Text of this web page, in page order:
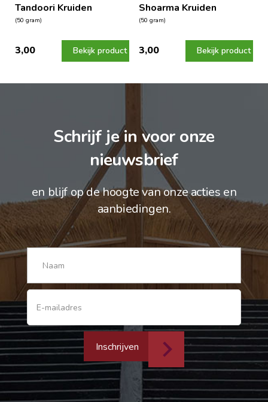
Tandoori Kruiden
(50 gram)
3,00 Bekijk product
Shoarma Kruiden
(50 gram)
3,00 Bekijk product
Schrijf je in voor onze
nieuwsbrief
en blijf op de hoogte van onze acties en
aanbiedingen.
Inschrijven